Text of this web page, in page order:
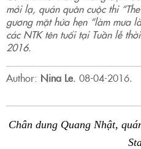
mới lạ, quán quân cuộc thi
gương mặt hứa hẹn “làm mưa
các NTK tên tuổi tại Tuần lễ
2016.
Author: Nina Le. 08-04-2016.
Chân dung Quang Nhật,